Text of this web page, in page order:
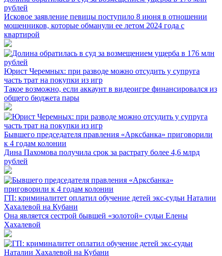
рублей
Исковое заявление певицы поступило 8 июня в отношении
мошенников, которые обманули ее летом 2024 года с
квартирой
Юрист Черемных: при разводе можно отсудить у супруга
часть трат на покупки из игр
Такое возможно, если аккаунт в видеоигре финансировался из
общего бюджета пары
Бывшего председателя правления «Арксбанка» приговорили
к 4 годам колонии
Дина Пахомова получила срок за растрату более 4,6 млрд
рублей
ГП: криминалитет оплатил обучение детей экс-судьи Наталии
Хахалевой на Кубани
Она является сестрой бывшей «золотой» судьи Елены
Хахалевой